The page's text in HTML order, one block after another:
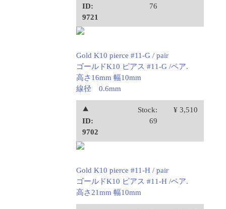
ID:
9721
76
Gold K10 pierce #11-G / pair
ゴールドK10 ピアス #11-G /ペア.
高さ16mm 幅10mm
線径 0.6mm
⯅
ID:
9702
Stock:
69
¥ 3,510
Gold K10 pierce #11-H / pair
ゴールドK10 ピアス #11-H /ペア.
高さ21mm 幅10mm